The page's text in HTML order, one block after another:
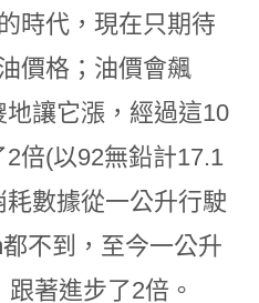
時代，現在只期待
價格；油價會飆
讓它漲，經過這10
倍(以92無鉛計17.1
數據從一公升行駛
不到，至今一公升
著進步了2倍。